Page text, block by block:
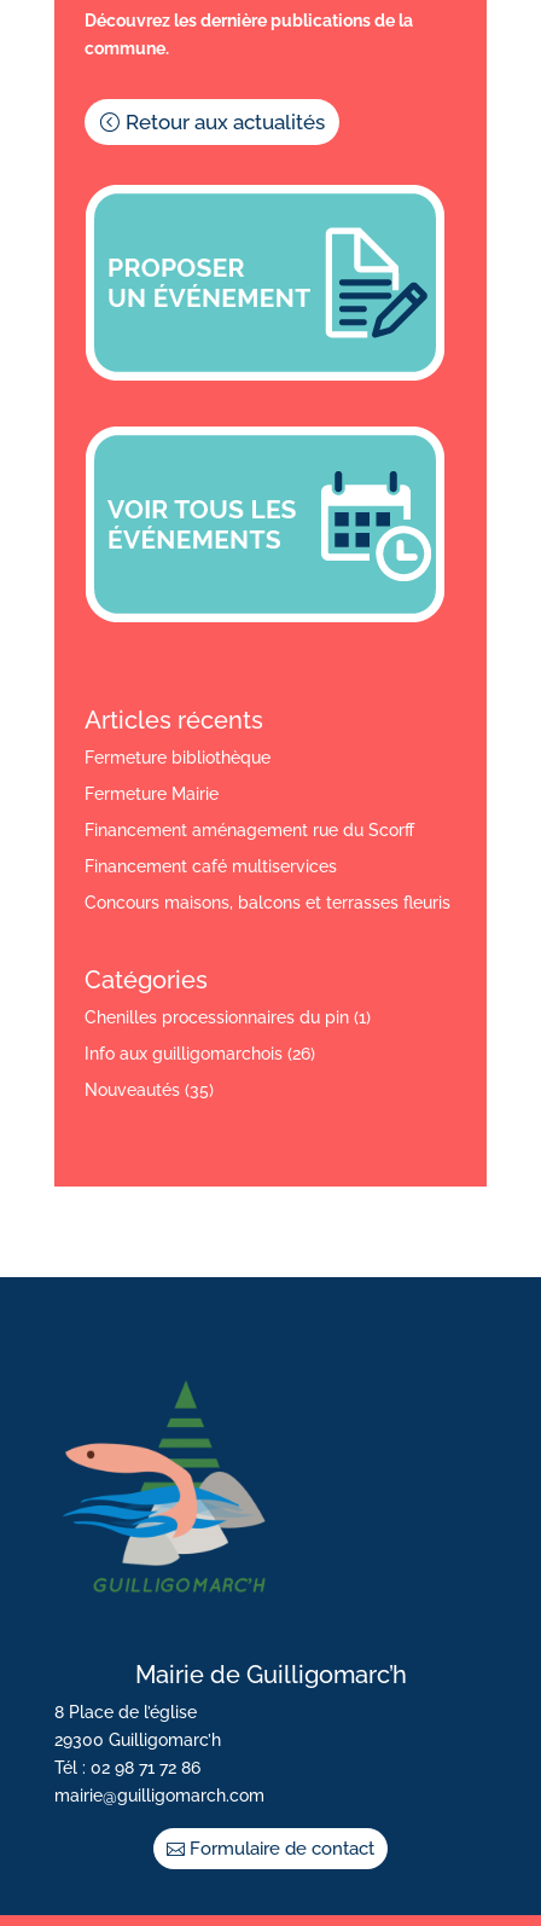
Découvrez les dernière publications de la
commune.
Retour aux actualités
Articles récents
Fermeture bibliothèque
Fermeture Mairie
Financement aménagement rue du Scorff
Financement café multiservices
Concours maisons, balcons et terrasses fleuris
Catégories
Chenilles processionnaires du pin(1)
Info aux guilligomarchois(26)
Nouveautés(35)
Mairie de Guilligomarc’h
8 Place de l’église
29300 Guilligomarc’h
Tél : 02 98 71 72 86
mairie@guilligomarch.com
Formulaire de contact